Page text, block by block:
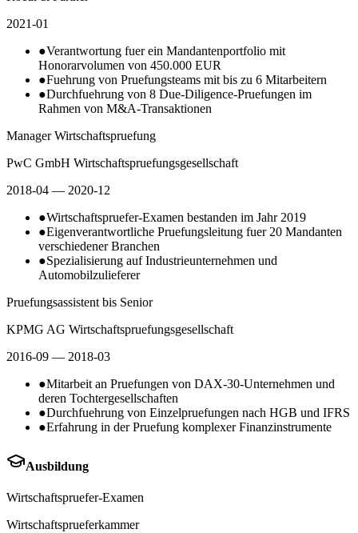
2021-01
●Verantwortung fuer ein Mandantenportfolio mit
Honorarvolumen von 450.000 EUR
●Fuehrung von Pruefungsteams mit bis zu 6 Mitarbeitern
●Durchfuehrung von 8 Due-Diligence-Pruefungen im
Rahmen von M&A-Transaktionen
Manager Wirtschaftspruefung
PwC GmbH Wirtschaftspruefungsgesellschaft
2018-04 — 2020-12
●Wirtschaftspruefer-Examen bestanden im Jahr 2019
●Eigenverantwortliche Pruefungsleitung fuer 20 Mandanten
verschiedener Branchen
●Spezialisierung auf Industrieunternehmen und
Automobilzulieferer
Pruefungsassistent bis Senior
KPMG AG Wirtschaftspruefungsgesellschaft
2016-09 — 2018-03
●Mitarbeit an Pruefungen von DAX-30-Unternehmen und
deren Tochtergesellschaften
●Durchfuehrung von Einzelpruefungen nach HGB und IFRS
●Erfahrung in der Pruefung komplexer Finanzinstrumente
Ausbildung
Wirtschaftspruefer-Examen
Wirtschaftsprueferkammer